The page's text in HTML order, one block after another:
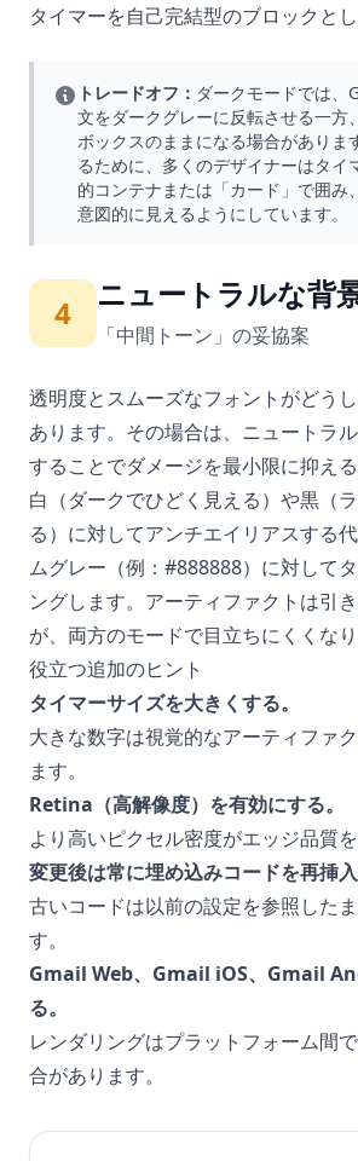
タイマーを自己完結型のブロックと
トレードオフ： ダークモードでは、
文をダークグレーに反転させる一方
ボックスのままになる場合がありま
るために、多くのデザイナーはタイ
的コンテナまたは「カード」で囲み
意図的に見えるようにしています。
4 ニュートラルな背
「中間トーン」の妥協案
透明度とスムーズなフォントがどう
あります。その場合は、ニュートラ
することでダメージを最小限に抑える
白（ダークでひどく見える）や黒（
る）に対してアンチエイリアスする
ムグレー（例：#888888）に対して
ングします。アーティファクトは引
が、両方のモードで目立ちにくくなり
役立つ追加のヒント
タイマーサイズを大きくする。
大きな数字は視覚的なアーティファ
ます。
Retina（高解像度）を有効にする。
より高いピクセル密度がエッジ品質を
変更後は常に埋め込みコードを再挿入
古いコードは以前の設定を参照した
す。
Gmail Web、Gmail iOS、Gmail
る。
レンダリングはプラットフォーム間
合があります。